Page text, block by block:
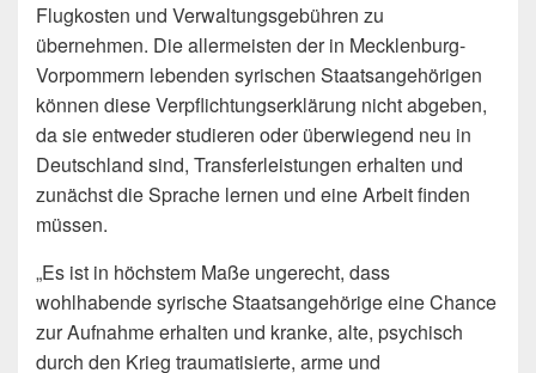
Flugkosten und Verwaltungsgebühren zu
übernehmen. Die allermeisten der in Mecklenburg-
Vorpommern lebenden syrischen Staatsangehörigen
können diese Verpflichtungserklärung nicht abgeben,
da sie entweder studieren oder überwiegend neu in
Deutschland sind, Transferleistungen erhalten und
zunächst die Sprache lernen und eine Arbeit finden
müssen.
„Es ist in höchstem Maße ungerecht, dass
wohlhabende syrische Staatsangehörige eine Chance
zur Aufnahme erhalten und kranke, alte, psychisch
durch den Krieg traumatisierte, arme und